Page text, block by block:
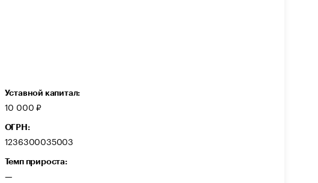
Уставной капитал:
10 000 ₽
ОГРН:
1236300035003
Темп прироста:
—